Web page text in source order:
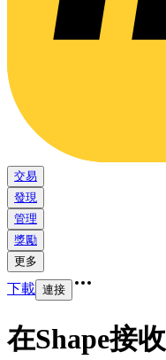
交易
發現
管理
獎勵
更多
下載 連接
在Shape接收